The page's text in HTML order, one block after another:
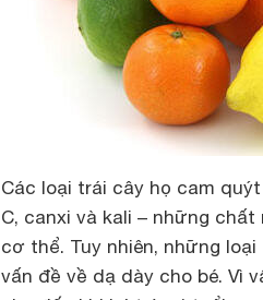
Các loại trái cây họ cam
C, canxi và kali – những
cơ thể. Tuy nhiên, những
vấn đề về dạ dày cho bé. Vì